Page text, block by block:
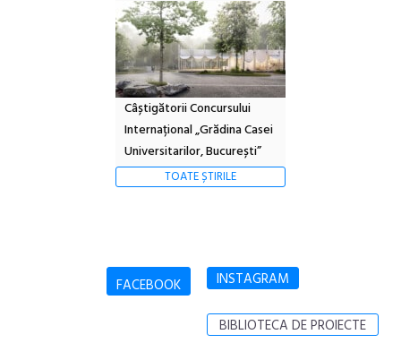
Câștigătorii Concursului
Internațional „Grădina Casei
Universitarilor, București”
TOATE ȘTIRILE
FACEBOOK INSTAGRAM
BIBLIOTECA DE PROIECTE